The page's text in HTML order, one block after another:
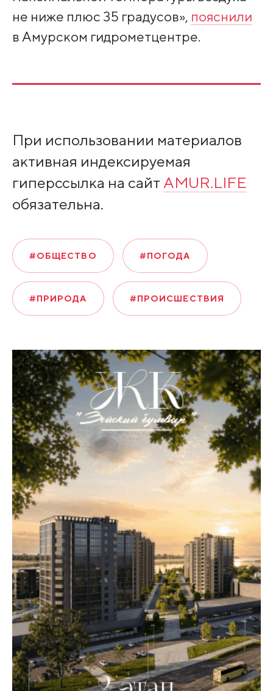
не ниже плюс 35 градусов», пояснили
в Амурском гидрометцентре.
При использовании материалов
активная индексируемая
гиперссылка на сайт AMUR.LIFE
обязательна.
#ОБЩЕСТВО #ПОГОДА
#ПРИРОДА #ПРОИСШЕСТВИЯ